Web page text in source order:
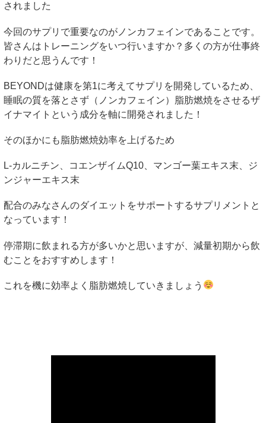
されました
今回のサプリで重要なのがノンカフェインであることです。
皆さんはトレーニングをいつ行いますか？多くの方が仕事終
わりだと思うんです！
BEYONDは健康を第1に考えてサプリを開発しているため、
睡眠の質を落とさず（ノンカフェイン）脂肪燃焼をさせるザ
イナマイトという成分を軸に開発されました！
そのほかにも脂肪燃焼効率を上げるため
L-カルニチン、コエンザイムQ10、マンゴー葉エキス末、ジ
ンジャーエキス末
配合のみなさんのダイエットをサポートするサプリメントと
なっています！
停滞期に飲まれる方が多いかと思いますが、減量初期から飲
むことをおすすめします！
これを機に効率よく脂肪燃焼していきましょう